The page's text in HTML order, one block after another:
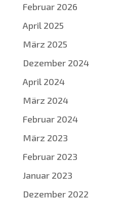
Februar 2026
April 2025
März 2025
Dezember 2024
April 2024
März 2024
Februar 2024
März 2023
Februar 2023
Januar 2023
Dezember 2022